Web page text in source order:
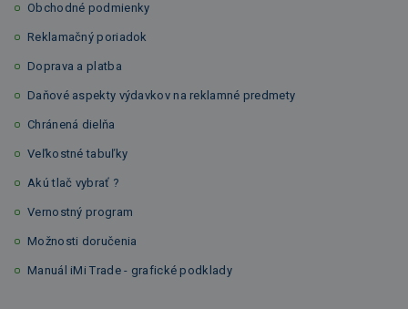
Obchodné podmienky
Reklamačný poriadok
Doprava a platba
Daňové aspekty výdavkov na reklamné predmety
Chránená dielňa
Veľkostné tabuľky
Akú tlač vybrať ?
Vernostný program
Možnosti doručenia
Manuál iMi Trade - grafické podklady